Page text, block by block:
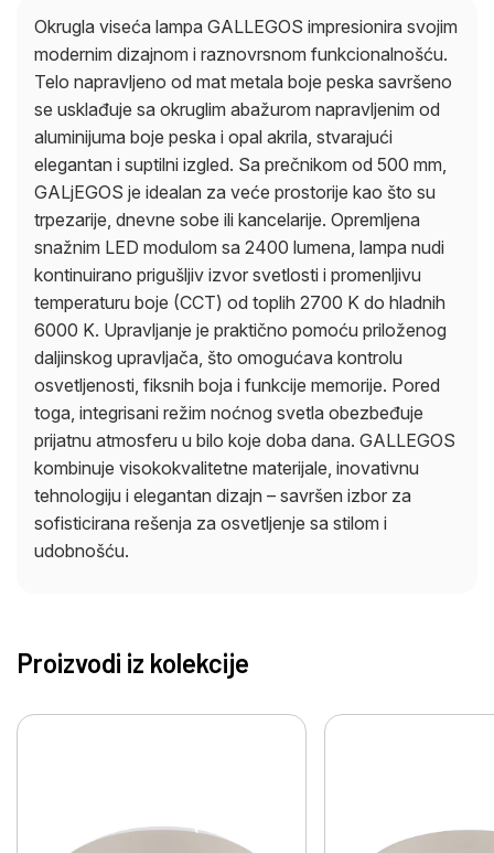
inovativnu tehnologiju i elegantan dizajn – savršen
izbor za sofisticirana rešenja za osvetljenje sa
stilom i udobnošću.
Okrugla viseća lampa GALLEGOS impresionira svojim
modernim dizajnom i raznovrsnom funkcionalnošću.
Telo napravljeno od mat metala boje peska savršeno
se usklađuje sa okruglim abažurom napravljenim od
aluminijuma boje peska i opal akrila, stvarajući
elegantan i suptilni izgled. Sa prečnikom od 500 mm,
GALjEGOS je idealan za veće prostorije kao što su
trpezarije, dnevne sobe ili kancelarije. Opremljena
snažnim LED modulom sa 2400 lumena, lampa nudi
kontinuirano prigušljiv izvor svetlosti i promenljivu
temperaturu boje (CCT) od toplih 2700 K do hladnih
6000 K. Upravljanje je praktično pomoću priloženog
daljinskog upravljača, što omogućava kontrolu
osvetljenosti, fiksnih boja i funkcije memorije. Pored
toga, integrisani režim noćnog svetla obezbeđuje
prijatnu atmosferu u bilo koje doba dana. GALLEGOS
kombinuje visokokvalitetne materijale, inovativnu
tehnologiju i elegantan dizajn – savršen izbor za
sofisticirana rešenja za osvetljenje sa stilom i
udobnošću.
Proizvodi iz kolekcije